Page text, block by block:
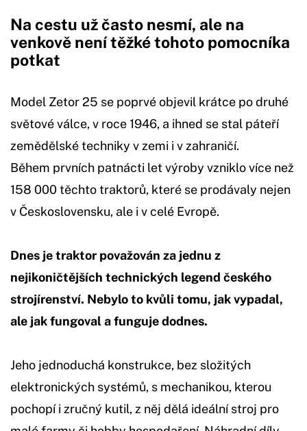
Na cestu už často nesmí, ale na
venkově není těžké tohoto pomocníka
potkat
Model Zetor 25 se poprvé objevil krátce po druhé
světové válce, v roce 1946, a ihned se stal páteří
zemědělské techniky v zemi i v zahraničí.
Během prvních patnácti let výroby vzniklo více než
158 000 těchto traktorů, které se prodávaly nejen
v Československu, ale i v celé Evropě.
Dnes je traktor považován za jednu z
nejikoničtějších technických legend českého
strojírenství. Nebylo to kvůli tomu, jak vypadal,
ale jak fungoval a funguje dodnes.
Jeho jednoduchá konstrukce, bez složitých
elektronických systémů, s mechanikou, kterou
pochopí i zručný kutil, z něj dělá ideální stroj pro